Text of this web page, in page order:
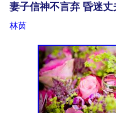
妻子信神不言弃 昏迷
林茵